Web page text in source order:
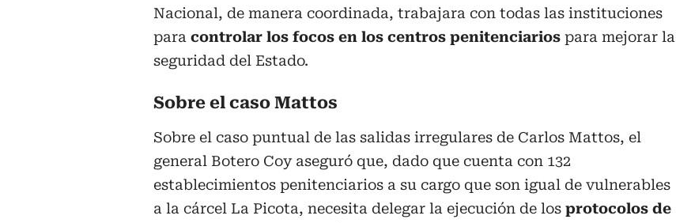
Nacional, de manera coordinada, trabajara con todas las instituciones
para controlar los focos en los centros penitenciarios para mejorar la
seguridad del Estado.
Sobre el caso Mattos
Sobre el caso puntual de las salidas irregulares de Carlos Mattos, el
general Botero Coy aseguró que, dado que cuenta con 132
establecimientos penitenciarios a su cargo que son igual de vulnerables
a la cárcel La Picota, necesita delegar la ejecución de los protocolos de